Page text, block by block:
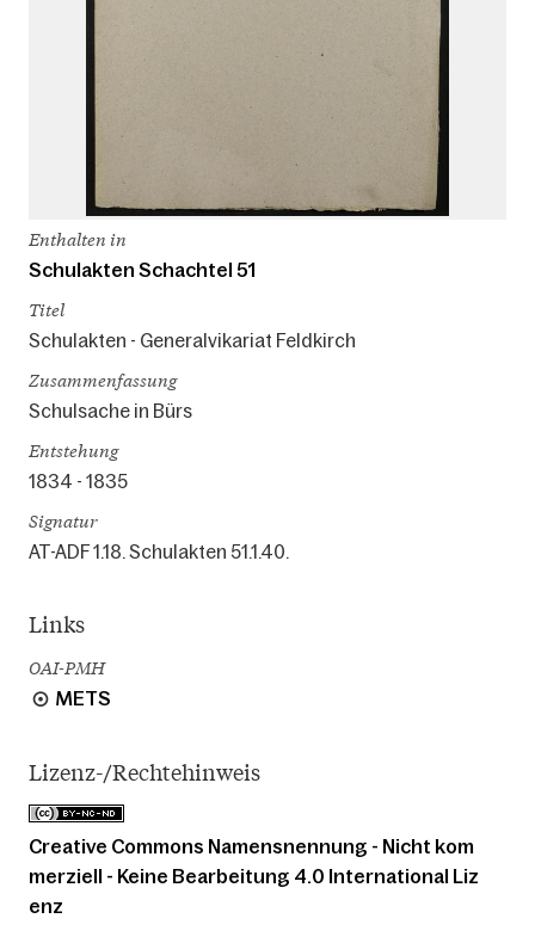
Enthalten in
Schulakten Schachtel 51
Titel
Schulakten - Generalvikariat Feldkirch
Zusammenfassung
Schulsache in Bürs
Entstehung
1834 - 1835
Signatur
AT-ADF 1.18. Schulakten 51.1.40.
Links
OAI-PMH
METS
Lizenz-/Rechtehinweis
Creative Commons Namensnennung - Nicht kom
merziell - Keine Bearbeitung 4.0 International Liz
enz